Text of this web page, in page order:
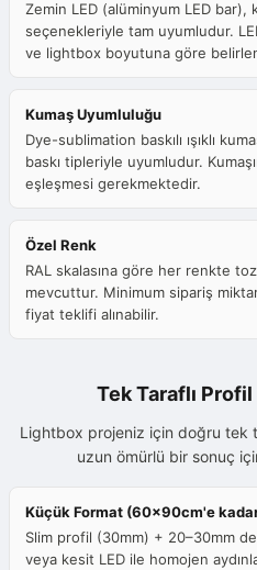
Zemin LED (alüminyum LED bar),
seçenekleriyle tam uyumludur.
ve lightbox boyutuna göre
Kumaş Uyumluluğu
Dye-sublimation baskılı ışıklı
baskı tipleriyle uyumludur.
eşleşmesi gerekmektedir.
Özel Renk
RAL skalasına göre her renkte
mevcuttur. Minimum sipariş
fiyat teklifi alınabilir.
Tek Taraflı
Lightbox projeniz için doğru tek
uzun ömürlü bir sonuç
Küçük Format (60x90cm'e
Slim profil (30mm) + 20–30mm
veya kesit LED ile homojen